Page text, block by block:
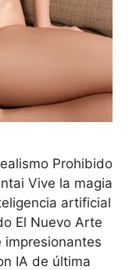
Prohibido
Vive la magia
artificial
El Nuevo Arte
impresionantes
IA de última